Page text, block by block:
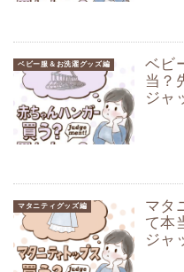
ベビー服＆お洗濯グッズ編
ベビ
当？
ジャ
マタニティグッズ編
マタ
て本
ジャ